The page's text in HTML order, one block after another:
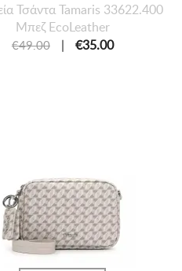
Τσάντα Tamaris 33622.400
Μπεζ EcoLeather
€49.00 | €35.00